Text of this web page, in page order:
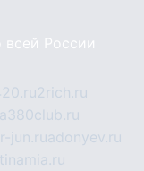
всей России
2rich.ru
a380club.ru
jun.ruadonyev.ru